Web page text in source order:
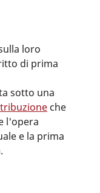
loro
di prima
sotto una
che
l'opera
e la prima